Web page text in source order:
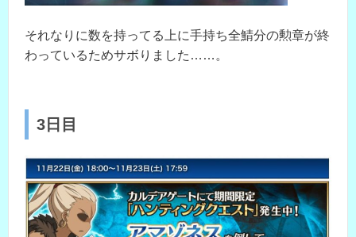
それなりに数を持ってる上に手持ち全鯖分の勲章が終
わっているためサボりました……。
3日目